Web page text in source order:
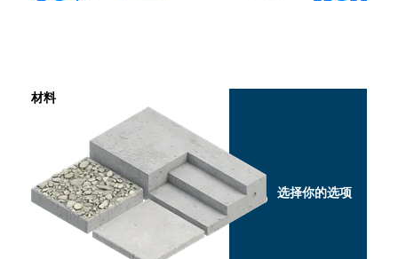
材料
选择你的选项